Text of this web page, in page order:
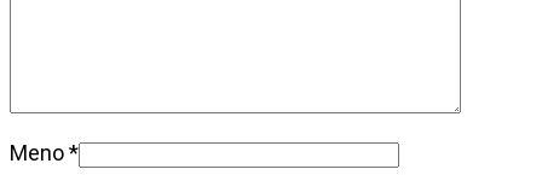
Meno*